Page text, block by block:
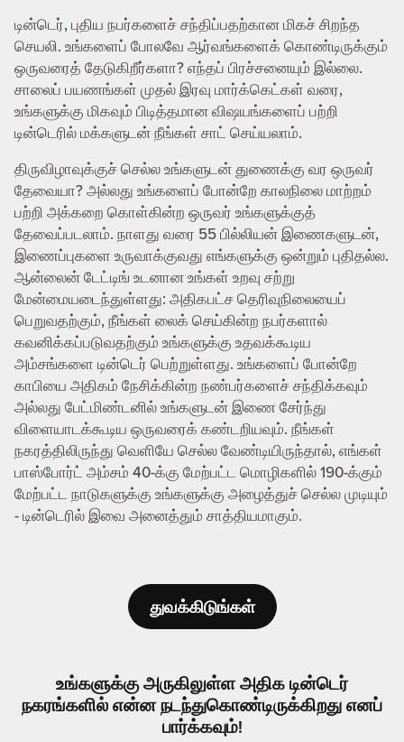
டின்டெர், புதிய நபர்களைச் சந்திப்பதற்கான மிகச் சிறந்த
செயலி. உங்களைப் போலவே ஆர்வங்களைக் கொண்டிருக்கும்
ஒருவரைத் தேடுகிறீர்களா? எந்தப் பிரச்சனையும் இல்லை.
சாலைப் பயணங்கள் முதல் இரவு மார்க்கெட்கள் வரை,
உங்களுக்கு மிகவும் பிடித்தமான விஷயங்களைப் பற்றி
டின்டெரில் மக்களுடன் நீங்கள் சாட் செய்யலாம்.
திருவிழாவுக்குச் செல்ல உங்களுடன் துணைக்கு வர ஒருவர்
தேவையா? அல்லது உங்களைப் போன்றே காலநிலை மாற்றம்
பற்றி அக்கறை கொள்கின்ற ஒருவர் உங்களுக்குத்
தேவைப்படலாம். நாளது வரை 55 பில்லியன் இணைகளுடன்,
இணைப்புகளை உருவாக்குவது எங்களுக்கு ஒன்றும் புதிதல்ல.
ஆன்லைன் டேட்டிங் உடனான உங்கள் உறவு சற்று
மேன்மையடைந்துள்ளது: அதிகபட்ச தெரிவுநிலையைப்
பெறுவதற்கும், நீங்கள் லைக் செய்கின்ற நபர்களால்
கவனிக்கப்படுவதற்கும் உங்களுக்கு உதவக்கூடிய
அம்சங்களை டின்டெர் பெற்றுள்ளது. உங்களைப் போன்றே
காபியை அதிகம் நேசிக்கின்ற நண்பர்களைச் சந்திக்கவும்
அல்லது பேட்மிண்டனில் உங்களுடன் இணை சேர்ந்து
விளையாடக்கூடிய ஒருவரைக் கண்டறியவும். நீங்கள்
நகரத்திலிருந்து வெளியே செல்ல வேண்டியிருந்தால், எங்கள்
பாஸ்போர்ட் அம்சம் 40-க்கு மேற்பட்ட மொழிகளில் 190-க்கும்
மேற்பட்ட நாடுகளுக்கு உங்களுக்கு அழைத்துச் செல்ல முடியும்
- டின்டெரில் இவை அனைத்தும் சாத்தியமாகும்.
துவக்கிடுங்கள்
உங்களுக்கு அருகிலுள்ள அதிக டின்டெர்
நகரங்களில் என்ன நடந்துகொண்டிருக்கிறது எனப்
பார்க்கவும்!